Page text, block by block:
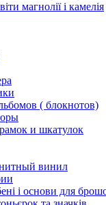
магнолії і камелія
( блокнотов)
и шкатулок
винил
і основи для